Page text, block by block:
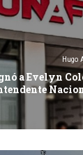
Hugo
a Evelyn